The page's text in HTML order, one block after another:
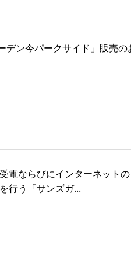
デン今パークサイド」販売の
電ならびにインターネットの
行う「サンズガ...